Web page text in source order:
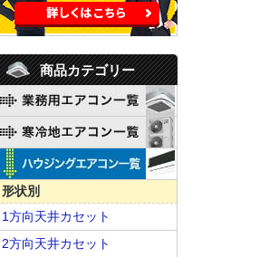
商品カテゴリー
形状別
1方向天井カセット
2方向天井カセット